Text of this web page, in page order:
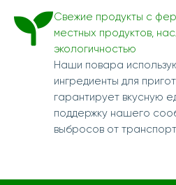
Свежие продукты с
местных продуктов,
экологичностью
Наши повара
ингредиенты для
гарантирует вкусную
поддержку нашего
выбросов от